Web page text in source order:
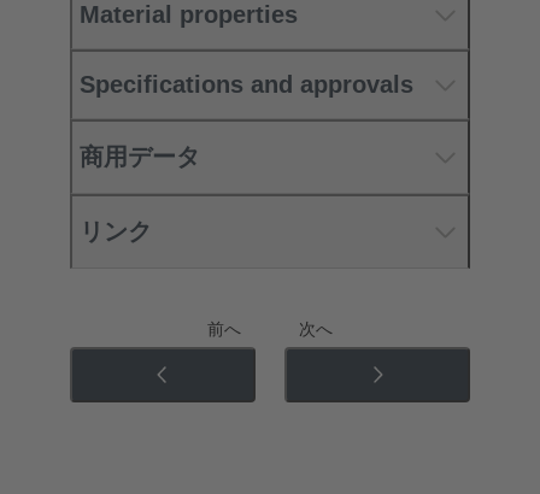
Material properties
Specifications and approvals
商用データ
リンク
前へ 次へ